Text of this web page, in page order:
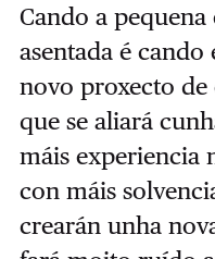
Cando a pequena
asentada é
novo proxecto
que se aliará
máis experiencia
con máis
crearán unha